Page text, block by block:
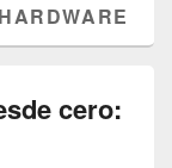
HARDWARE
cero: